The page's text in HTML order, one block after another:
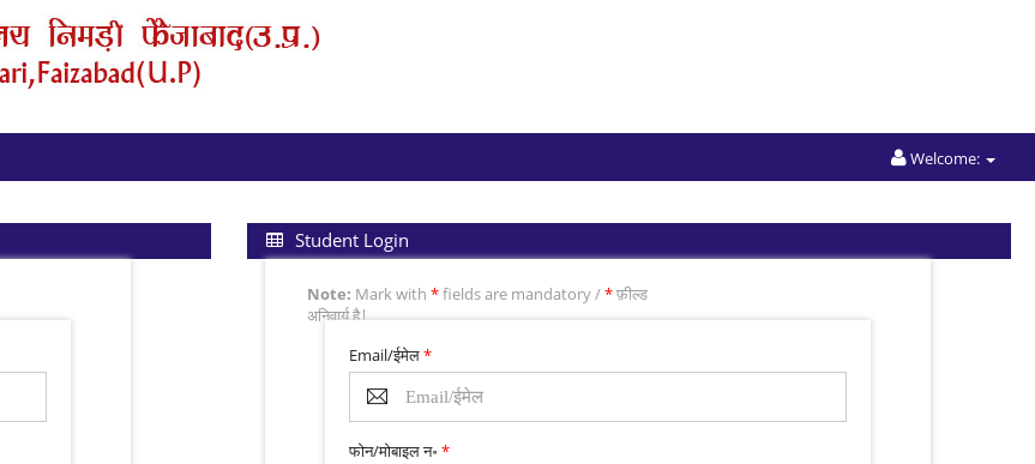
Welcome:
Student Login
Note: Mark with *fields are mandatory /*फ़ील्ड
अनिवार्य है|
Email/ईमेल*
फोन/मोबाइल न॰ *